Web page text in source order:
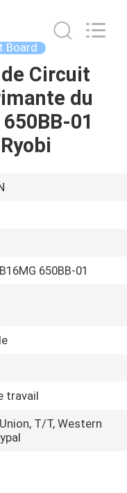
Board
Circuit
du
01
650BB-01
travail
T/T, Western